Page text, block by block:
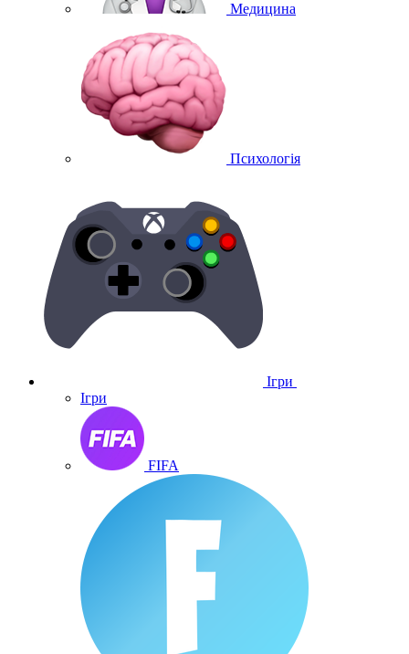
Медицина
Психологія
Ігри
Ігри
FIFA